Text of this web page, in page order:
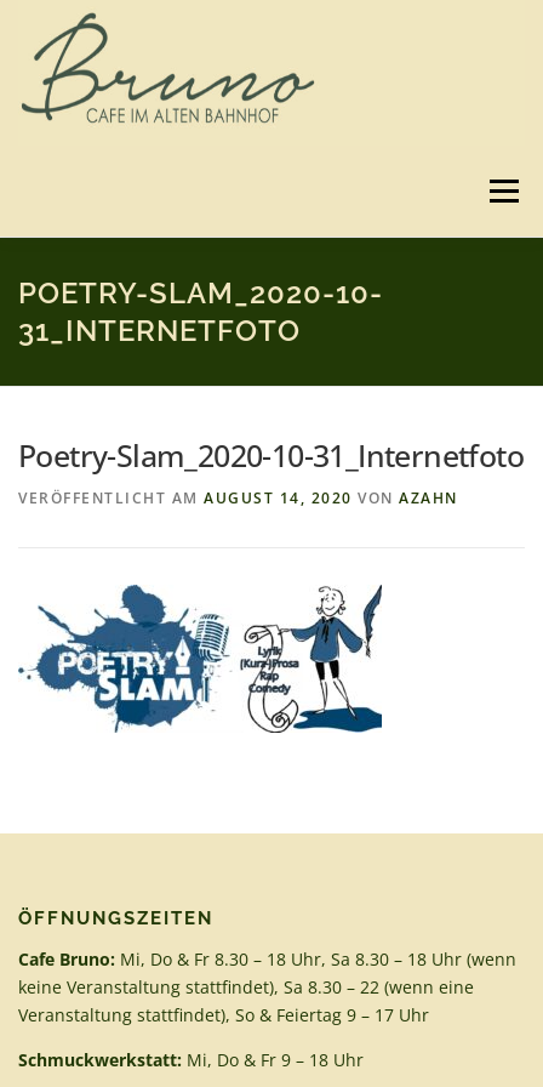
springen
Menü
SPEISEKARTE GUTSCHEINE BILDER
IMPRESSUM & DATENSCHUTZ
POETRY-SLAM_2020-10-
31_INTERNETFOTO
Poetry-Slam_2020-10-31_Internetfoto
VERÖFFENTLICHT AM AUGUST 14, 2020 VON AZAHN
ÖFFNUNGSZEITEN
Cafe Bruno: Mi, Do & Fr 8.30 – 18 Uhr, Sa 8.30 – 18 Uhr (wenn
keine Veranstaltung stattfindet), Sa 8.30 – 22 (wenn eine
Veranstaltung stattfindet), So & Feiertag 9 – 17 Uhr
Schmuckwerkstatt: Mi, Do & Fr 9 – 18 Uhr